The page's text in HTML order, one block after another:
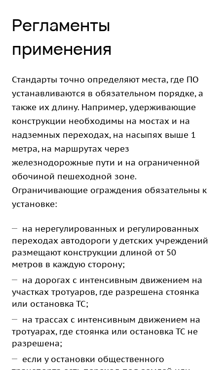
Регламенты
применения
Стандарты точно определяют места, где ПО
устанавливаются в обязательном порядке, а
также их длину. Например, удерживающие
конструкции необходимы на мостах и на
надземных переходах, на насыпях выше 1
метра, на маршрутах через
железнодорожные пути и на ограниченной
обочиной пешеходной зоне.
Ограничивающие ограждения обязательны к
установке:
на нерегулированных и регулированных
переходах автодороги у детских учреждений
размещают конструкции длиной от 50
метров в каждую сторону;
на дорогах с интенсивным движением на
участках тротуаров, где разрешена стоянка
или остановка ТС;
на трассах с интенсивным движением на
тротуарах, где стоянка или остановка ТС не
разрешена;
если у остановки общественного